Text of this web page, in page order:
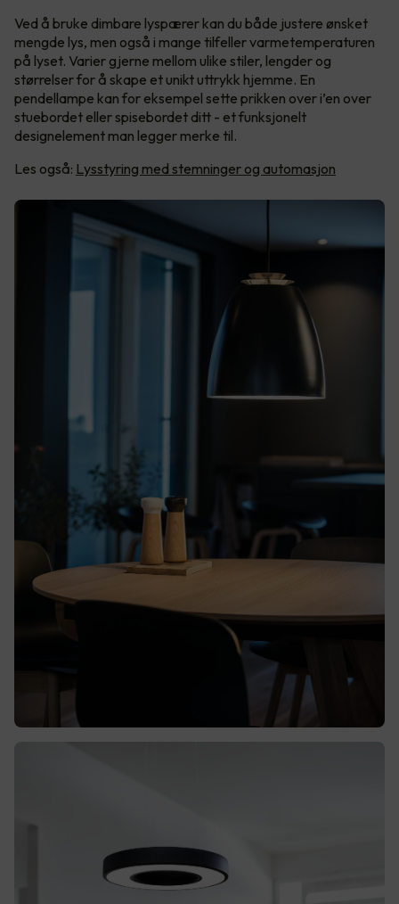
Ved å bruke dimbare lyspærer kan du både justere ønsket
mengde lys, men også i mange tilfeller varmetemperaturen
på lyset. Varier gjerne mellom ulike stiler, lengder og
størrelser for å skape et unikt uttrykk hjemme. En
pendellampe kan for eksempel sette prikken over i’en over
stuebordet eller spisebordet ditt - et funksjonelt
designelement man legger merke til.
Les også: Lysstyring med stemninger og automasjon